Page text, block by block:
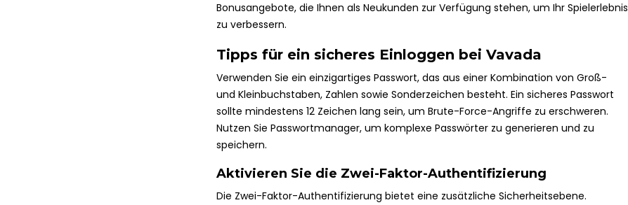
Bonusangebote, die Ihnen als Neukunden zur Verfügung stehen, um Ihr Spielerlebnis
zu verbessern.
Tipps für ein sicheres Einloggen bei Vavada
Verwenden Sie ein einzigartiges Passwort, das aus einer Kombination von Groß-
und Kleinbuchstaben, Zahlen sowie Sonderzeichen besteht. Ein sicheres Passwort
sollte mindestens 12 Zeichen lang sein, um Brute-Force-Angriffe zu erschweren.
Nutzen Sie Passwortmanager, um komplexe Passwörter zu generieren und zu
speichern.
Aktivieren Sie die Zwei-Faktor-Authentifizierung
Die Zwei-Faktor-Authentifizierung bietet eine zusätzliche Sicherheitsebene.